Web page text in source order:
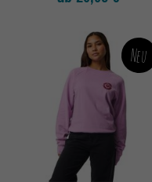
Neu